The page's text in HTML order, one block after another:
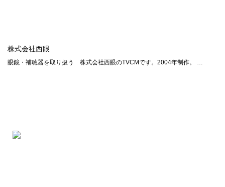
株式会社西眼
眼鏡・補聴器を取り扱う 株式会社西眼のTVCMです。2004年制作。 …